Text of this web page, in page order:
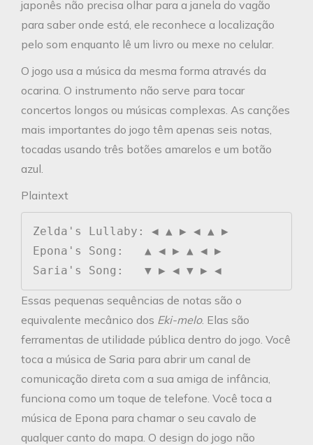
japonês não precisa olhar para a janela do vagão
para saber onde está, ele reconhece a localização
pelo som enquanto lê um livro ou mexe no celular.
O jogo usa a música da mesma forma através da
ocarina. O instrumento não serve para tocar
concertos longos ou músicas complexas. As canções
mais importantes do jogo têm apenas seis notas,
tocadas usando três botões amarelos e um botão
azul.
Plaintext
Zelda's Lullaby: ◀ ▲ ▶ ◀ ▲ ▶
Epona's Song:   ▲ ◀ ▶ ▲ ◀ ▶
Essas pequenas sequências de notas são o
equivalente mecânico dos Eki-melo. Elas são
ferramentas de utilidade pública dentro do jogo. Você
toca a música de Saria para abrir um canal de
comunicação direta com a sua amiga de infância,
funciona como um toque de telefone. Você toca a
música de Epona para chamar o seu cavalo de
qualquer canto do mapa. O design do jogo não